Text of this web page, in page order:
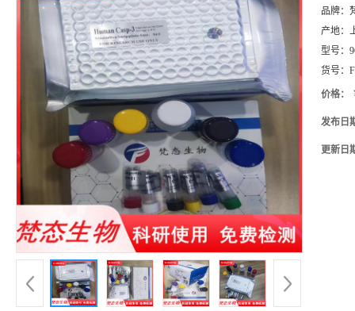
品牌：
产地：
型号：
货号：
价格：
发布日
更新日